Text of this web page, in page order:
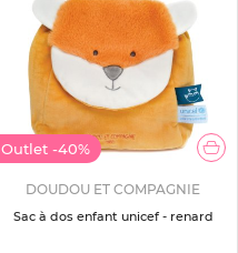
Outlet -40%
DOUDOU ET COMPAGNIE
Sac à dos enfant unicef - renard